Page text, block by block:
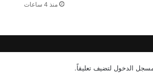
منذ 4 ساعات
الدخول لتضيف تعليقاً.